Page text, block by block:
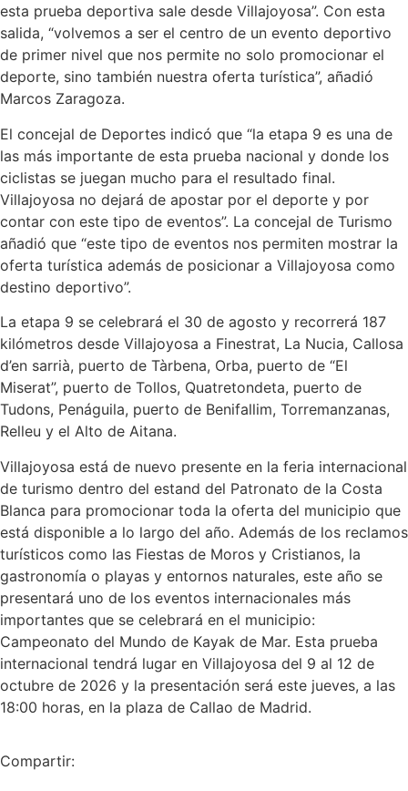
esta prueba deportiva sale desde Villajoyosa”. Con esta
salida, “volvemos a ser el centro de un evento deportivo
de primer nivel que nos permite no solo promocionar el
deporte, sino también nuestra oferta turística”, añadió
Marcos Zaragoza.
El concejal de Deportes indicó que “la etapa 9 es una de
las más importante de esta prueba nacional y donde los
ciclistas se juegan mucho para el resultado final.
Villajoyosa no dejará de apostar por el deporte y por
contar con este tipo de eventos”. La concejal de Turismo
añadió que “este tipo de eventos nos permiten mostrar la
oferta turística además de posicionar a Villajoyosa como
destino deportivo”.
La etapa 9 se celebrará el 30 de agosto y recorrerá 187
kilómetros desde Villajoyosa a Finestrat, La Nucia, Callosa
d’en sarrià, puerto de Tàrbena, Orba, puerto de “El
Miserat”, puerto de Tollos, Quatretondeta, puerto de
Tudons, Penáguila, puerto de Benifallim, Torremanzanas,
Relleu y el Alto de Aitana.
Villajoyosa está de nuevo presente en la feria internacional
de turismo dentro del estand del Patronato de la Costa
Blanca para promocionar toda la oferta del municipio que
está disponible a lo largo del año. Además de los reclamos
turísticos como las Fiestas de Moros y Cristianos, la
gastronomía o playas y entornos naturales, este año se
presentará uno de los eventos internacionales más
importantes que se celebrará en el municipio:
Campeonato del Mundo de Kayak de Mar. Esta prueba
internacional tendrá lugar en Villajoyosa del 9 al 12 de
octubre de 2026 y la presentación será este jueves, a las
18:00 horas, en la plaza de Callao de Madrid.
Compartir: